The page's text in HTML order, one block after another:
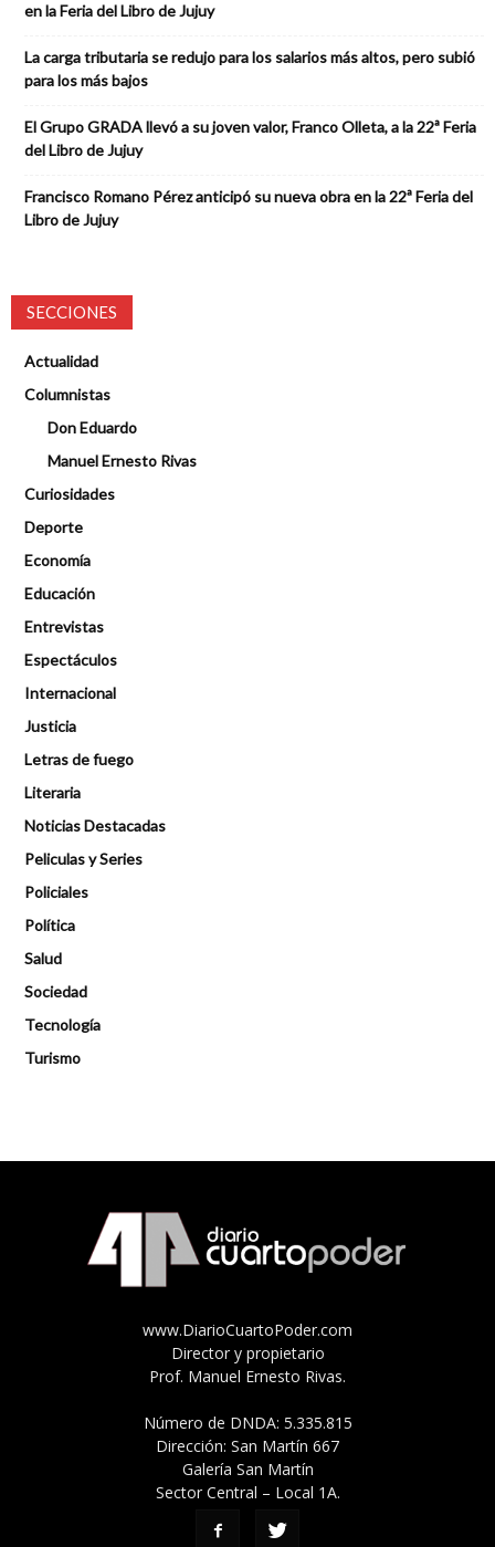
en la Feria del Libro de Jujuy
La carga tributaria se redujo para los salarios más altos, pero subió
para los más bajos
El Grupo GRADA llevó a su joven valor, Franco Olleta, a la 22ª Feria
del Libro de Jujuy
Francisco Romano Pérez anticipó su nueva obra en la 22ª Feria del
Libro de Jujuy
SECCIONES
Actualidad
Columnistas
Don Eduardo
Manuel Ernesto Rivas
Curiosidades
Deporte
Economía
Educación
Entrevistas
Espectáculos
Internacional
Justicia
Letras de fuego
Literaria
Noticias Destacadas
Peliculas y Series
Policiales
Política
Salud
Sociedad
Tecnología
Turismo
www.DiarioCuartoPoder.com
Director y propietario
Prof. Manuel Ernesto Rivas.
Número de DNDA: 5.335.815
Dirección: San Martín 667
Galería San Martín
Sector Central – Local 1A.